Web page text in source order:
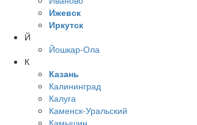
Ижевск
Иркутск
Й
Йошкар-Ола
К
Казань
Калининград
Калуга
Каменск-Уральский
Камышин